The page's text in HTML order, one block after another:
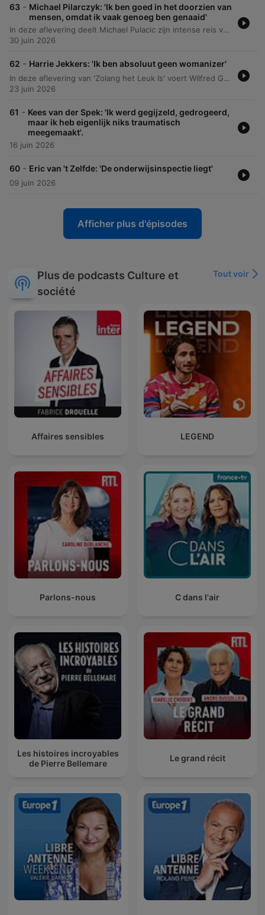
63 - Michael Pilarczyk: 'Ik ben goed in het doorzien van
mensen, omdat ik vaak genoeg ben genaaid'
In deze aflevering deelt Michael Pulacic zijn intense reis van enorme financiële successen naar een traumatische crash door riskante optiehandel. Hij reflecteert op de diepe persoonlijke impact van schulden, mentale strijd en de transformatie die hij onderging door het vaderschap en zakelijke conflicten in de mediawereld. Daarnaast bespreekt hij de verkoop van zijn bedrijf aan De Telegraaf, de lessen over vertrouwen en contracten, en de invloed van zijn vader, die vanuit Polen naar Nederland vluchtte. De podcast eindigt met een reflectie op zingeving, de zoektocht naar identiteit na succes en het belang van het helpen van anderen.
30 juin 2026
62 - Harrie Jekkers: 'Ik ben absoluut geen womanizer'
In deze aflevering van 'Zolang het Leuk Is' voert Wilfred Genee een diepgaand gesprek met Harry Jekkers. Jekkers deelt persoonlijke verhalen over zijn leven op Ibiza, zijn creatieve proces en de rol van twijfel, maar reflecteert ook op turbulente periodes waarin hij te maken kreeg met de dood van een vriend, alcoholproblemen en de diagnose blaaskanker. Daarnaast bespreekt hij zijn intensieve samenwerking met Jeroen van Merwijk, zijn Haagse roots en zijn visie op het artiestenleven. Hij deelt zijn besluit om op een hoogtepunt met zijn carrière te stoppen en reflecteert op thema's als rijkdom, relaties en de blijvende impact van muziek.
23 juin 2026
61 - Kees van der Spek: 'Ik werd gegijzeld, gedrogeerd,
maar ik heb eigenlijk niks traumatisch
meegemaakt'.
16 juin 2026
60 - Eric van 't Zelfde: 'De onderwijsinspectie liegt'
09 juin 2026
Afficher plus d'épisodes
Plus de podcasts Culture et
société
Tout voir
Affaires sensibles LEGEND
Parlons-nous C dans l'air
Les histoires incroyables
de Pierre Bellemare
Le grand récit